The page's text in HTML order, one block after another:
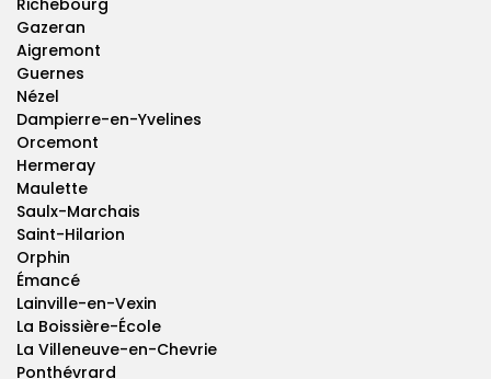
Richebourg
Gazeran
Aigremont
Guernes
Nézel
Dampierre-en-Yvelines
Orcemont
Hermeray
Maulette
Saulx-Marchais
Saint-Hilarion
Orphin
Émancé
Lainville-en-Vexin
La Boissière-École
La Villeneuve-en-Chevrie
Ponthévrard